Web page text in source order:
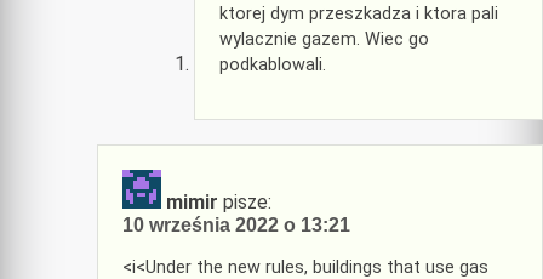
ktorej dym przeszkadza i ktora pali
wylacznie gazem. Wiec go
podkablowali.
mimir pisze:
10 września 2022 o 13:21
<i<Under the new rules, buildings that use gas